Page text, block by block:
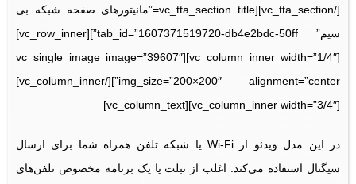
[/vc_tta_section][vc_tta_section title=”مانیتورهای صفحه شبکه بی
سیم” tab_id=”1607371519720-db4e2bdc-50ff”][vc_row_inner]
[vc_column_inner width=”1/4″][vc_single_image image=”39607″
img_size=”200×200″ alignment=”center”][/vc_column_inner]
[vc_column_inner width=”3/4″][vc_column_text]
در این مدل ویدئو از Wi-Fi یا شبکه تلفن همراه شما برای ارسال
سیگنال استفاده می‌کند. اغلب از تبلت یا یک برنامه مخصوص تلفن‌‌های